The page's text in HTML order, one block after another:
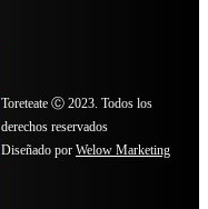
Toreteate Ⓒ 2023. Todos los
derechos reservados
Diseñado por Welow Marketing